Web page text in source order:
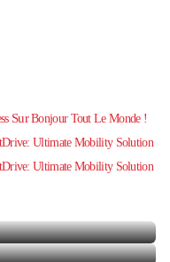
SurBonjour Tout Le Monde !
Ultimate Mobility Solution
Ultimate Mobility Solution
Car Rental
Experiences
Experiences